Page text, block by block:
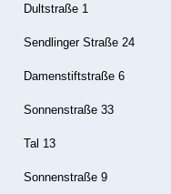
Dultstraße 1
Sendlinger Straße 24
Damenstiftstraße 6
Sonnenstraße 33
Tal 13
Sonnenstraße 9